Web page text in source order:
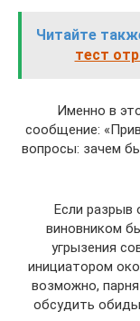
Читайте
тест
Именно в
сообщение:
вопросы: зачем
Если разрыв
виновником
угрызения
инициатором
возможно,
обсудить